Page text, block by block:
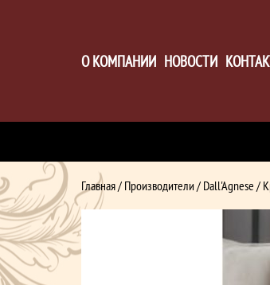
О КОМПАНИИ НОВОСТИ
Главная/ Производители / Dall'Agnese /